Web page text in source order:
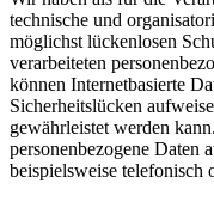
technische und
möglichst lückenlosen
verarbeiteten
können Internetbasierte
Sicherheitslücken
gewährleistet werden
personenbezogene Daten
beispielsweise telefonisch